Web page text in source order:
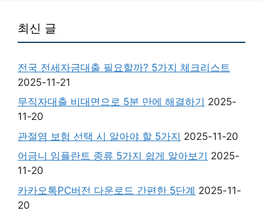
최신 글
전국 전세자금대출 필요할까? 5가지 체크리스트
2025-11-21
무직자대출 비대면으로 5분 만에 해결하기 2025-
11-20
관절염 보험 선택 시 알아야 할 5가지 2025-11-20
어금니 임플란트 종류 5가지 쉽게 알아보기 2025-
11-20
카카오톡PC버전 다운로드 간편한 5단계 2025-11-
20